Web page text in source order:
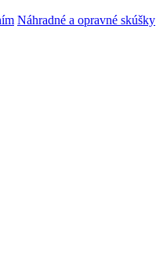
Náhradné a opravné skúšky